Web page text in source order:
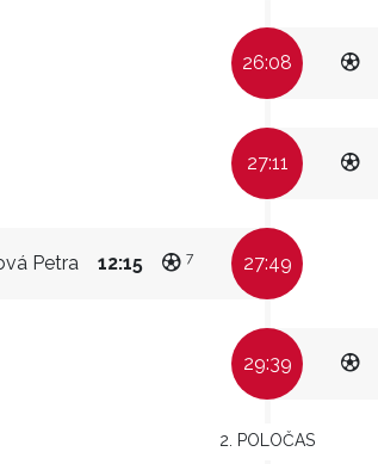
26:08
27:11
Petra 12:15 7 27:49
29:39
2. POLOČAS